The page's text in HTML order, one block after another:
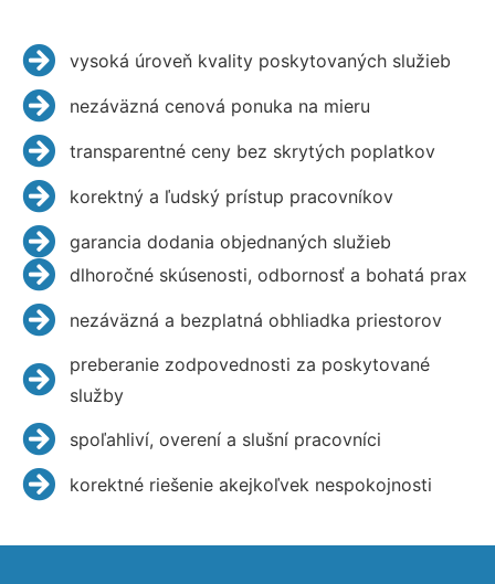
vysoká úroveň kvality poskytovaných služieb
nezáväzná cenová ponuka na mieru
transparentné ceny bez skrytých poplatkov
korektný a ľudský prístup pracovníkov
garancia dodania objednaných služieb
dlhoročné skúsenosti, odbornosť a bohatá prax
nezáväzná a bezplatná obhliadka priestorov
preberanie zodpovednosti za poskytované
služby
spoľahliví, overení a slušní pracovníci
korektné riešenie akejkoľvek nespokojnosti